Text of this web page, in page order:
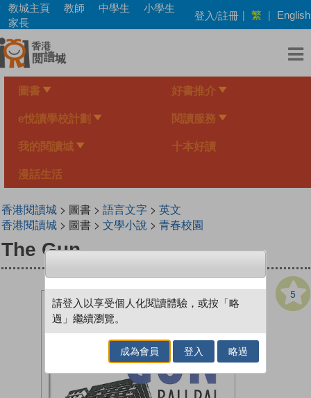
Skip
main
content
教城主頁 教師 中學生
小學生
家長
登入/註冊 | 繁 | English
圖書 好書推介
e悅讀學校計劃 閱讀服務
我的閱讀城 十本好讀
漫話生活
香港閱讀城> 圖書 > 語言文字> 英文
香港閱讀城> 圖書 > 文學小說 > 青春校園
The Gun
5
請登入以享受個人化閱讀體驗，或按「略
過」繼續瀏覽。
成為會員 登入 略過